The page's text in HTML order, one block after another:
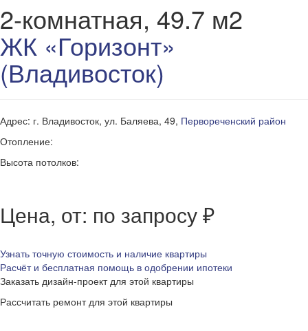
2-комнатная, 49.7 м2
ЖК «Горизонт»
(Владивосток)
Адрес: г. Владивосток, ул. Баляева, 49, Первореченский район
Отопление:
Высота потолков:
Цена, от: по запросу ₽
Узнать точную стоимость и наличие квартиры
Расчёт и бесплатная помощь в одобрении ипотеки
Заказать дизайн-проект для этой квартиры
Рассчитать ремонт для этой квартиры